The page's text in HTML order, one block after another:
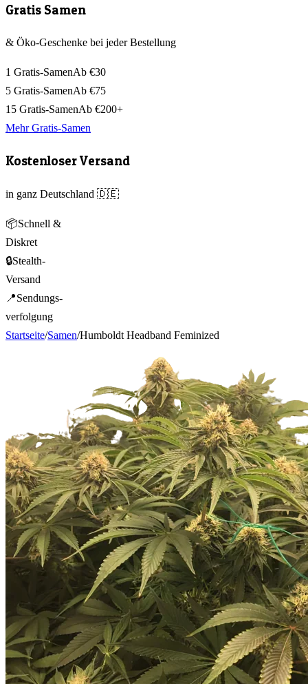
Gratis Samen
& Öko-Geschenke bei jeder Bestellung
1 Gratis-SamenAb €30
5 Gratis-SamenAb €75
15 Gratis-SamenAb €200+
Mehr Gratis-Samen
Kostenloser Versand
in ganz Deutschland 🇩🇪
📦Schnell &
Diskret
🔒Stealth-
Versand
📍Sendungs-
verfolgung
Startseite/Samen/Humboldt Headband Feminized